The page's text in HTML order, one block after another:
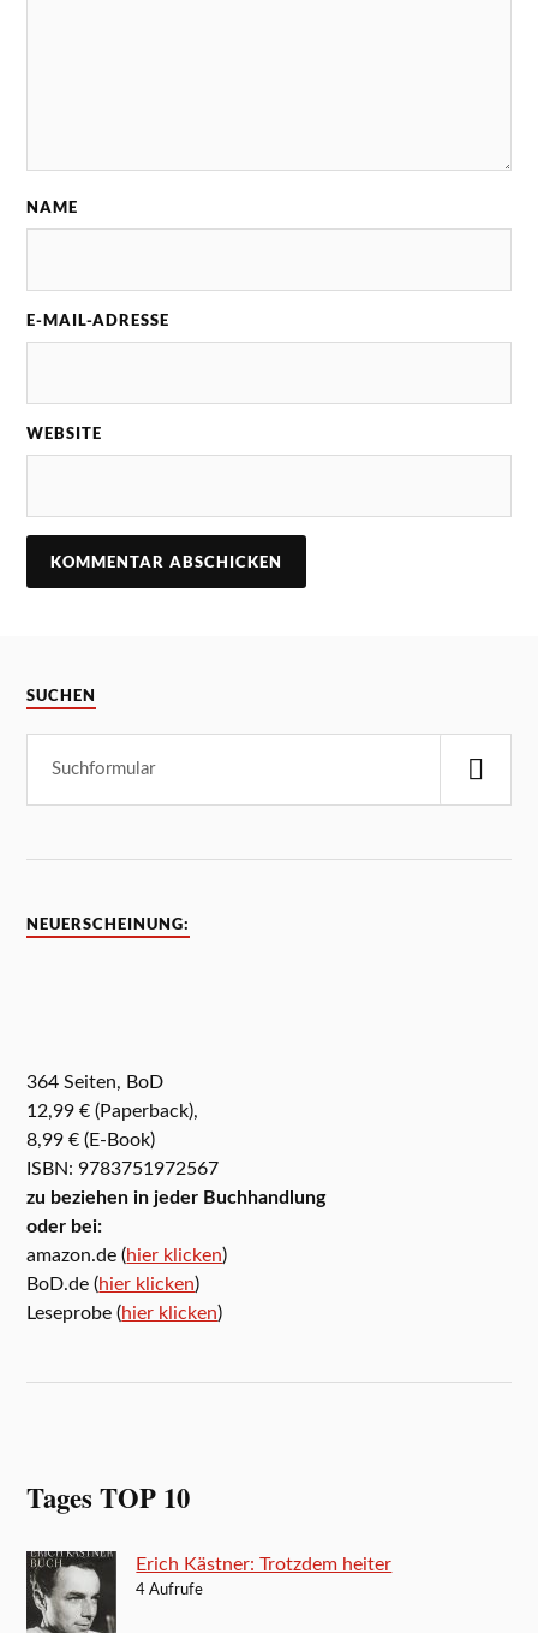
NAME
E-MAIL-ADRESSE
WEBSITE
SUCHEN
NEUERSCHEINUNG:
364 Seiten, BoD
12,99 € (Paperback),
8,99 € (E-Book)
ISBN: 9783751972567
zu beziehen in jeder Buchhandlung
oder bei:
amazon.de (hier klicken)
BoD.de (hier klicken)
Leseprobe (hier klicken)
Tages TOP 10
Erich Kästner: Trotzdem heiter
4 Aufrufe